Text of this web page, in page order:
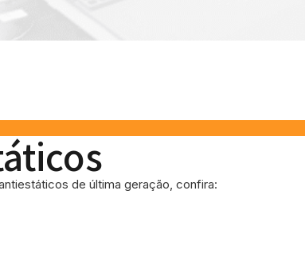
de última geração, confira: